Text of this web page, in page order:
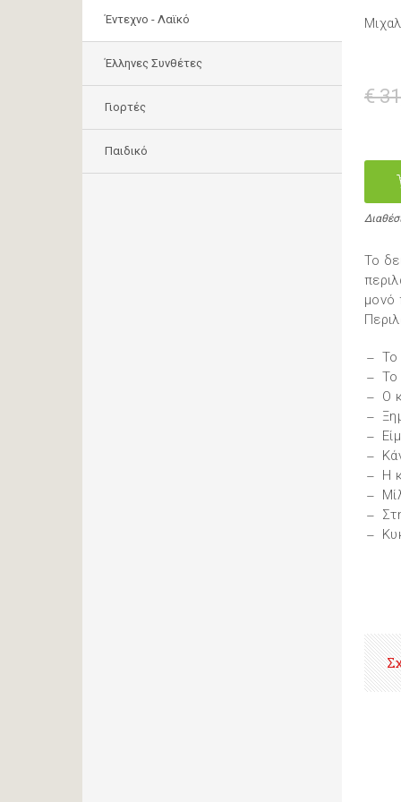
Έντεχνο - Λαϊκό
Έλληνες Συνθέτες
Γιορτές
Παιδικό
€
To
μονό
Το
Το
Ο
Η